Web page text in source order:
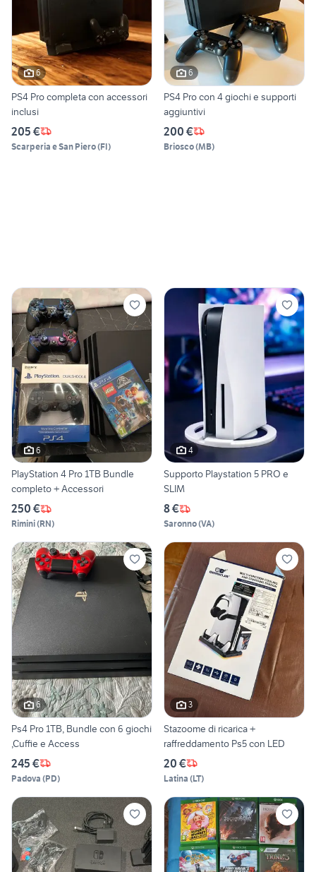
6
PS4 Pro completa con accessori
inclusi
205 €
Scarperia e San Piero(FI)
6
PS4 Pro con 4 giochi e supporti
aggiuntivi
200 €
Briosco(MB)
6
PlayStation 4 Pro 1TB Bundle
completo + Accessori
250 €
Rimini(RN)
4
Supporto Playstation 5 PRO e
SLIM
8 €
Saronno(VA)
6
Ps4 Pro 1TB, Bundle con 6 giochi
,Cuffie e Access
245 €
Padova (PD)
3
Stazoome di ricarica +
raffreddamento Ps5 con LED
20 €
Latina (LT)